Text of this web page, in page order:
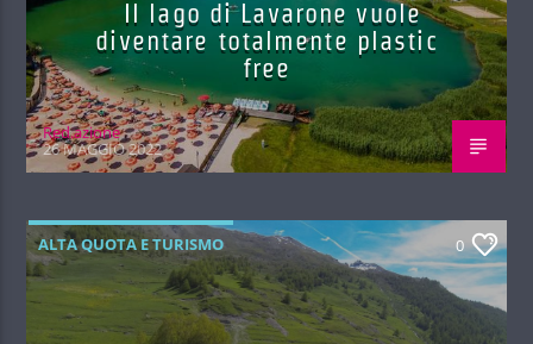
Il lago di Lavarone vuole
diventare totalmente plastic
free
Red.azione
26 MAGGIO 2022
ALTA QUOTA E TURISMO 0